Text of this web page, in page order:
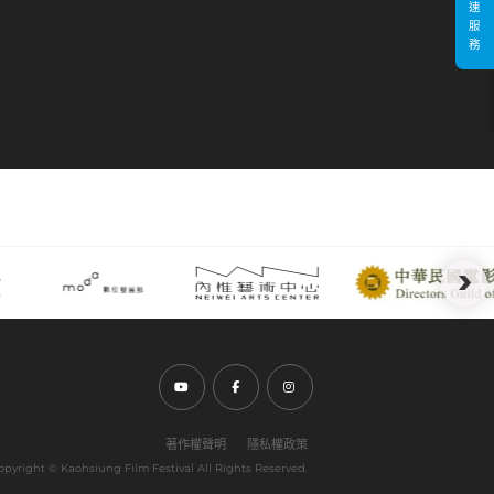
前往Youtube頻道(另開新視窗)
前往Facebook粉絲團(另開新視窗)
前往Instagram粉絲團(另開新視窗)
著作權聲明 隱私權政策
©︎ Kaohsiung Film Festival All Rights Reserved.
速
服
務